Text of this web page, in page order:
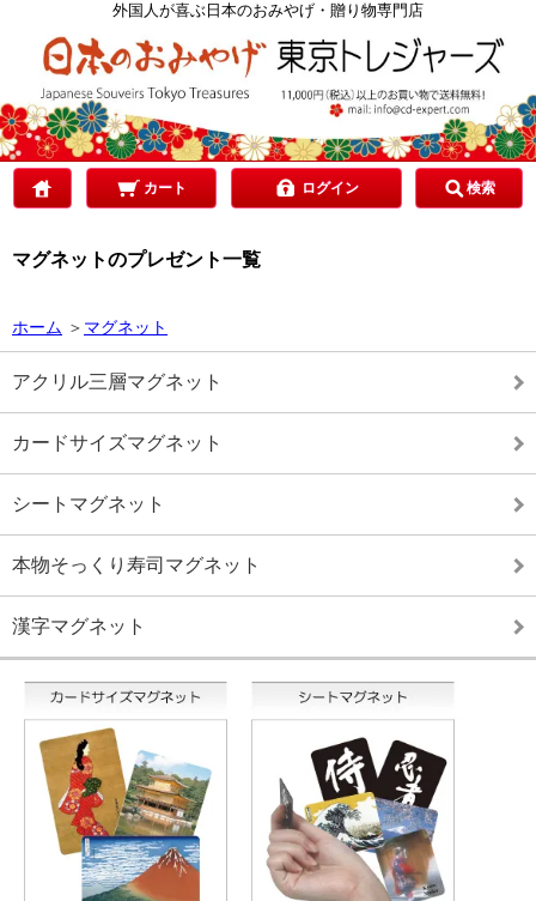
外国人が喜ぶ日本のおみやげ・贈り物専門店
カート ログイン 検索
マグネットのプレゼント一覧
ホーム ＞ マグネット
アクリル三層マグネット
カードサイズマグネット
シートマグネット
本物そっくり寿司マグネット
漢字マグネット
ご予算で選ぶ
贈り先で選ぶ